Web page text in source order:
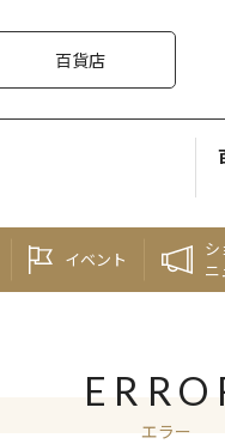
百貨店
イベント
シ
ニ
エラー